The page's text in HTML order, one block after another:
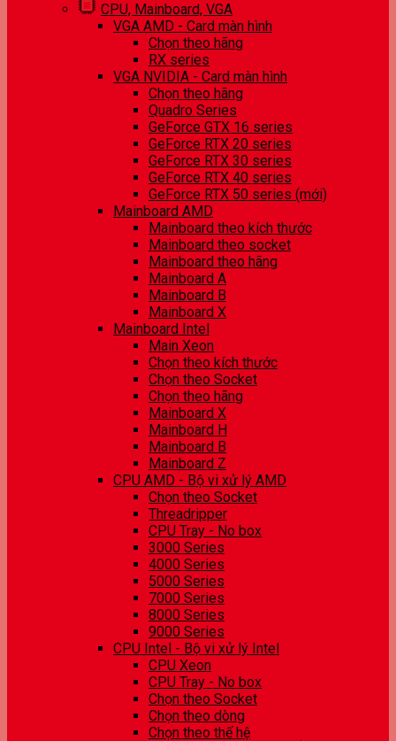
CPU, Mainboard, VGA
VGA AMD - Card màn hình
Chọn theo hãng
RX series
VGA NVIDIA - Card màn hình
Chọn theo hãng
Quadro Series
GeForce GTX 16 series
GeForce RTX 20 series
GeForce RTX 30 series
GeForce RTX 40 series
GeForce RTX 50 series (mới)
Mainboard AMD
Mainboard theo kích thước
Mainboard theo socket
Mainboard theo hãng
Mainboard A
Mainboard B
Mainboard X
Mainboard Intel
Main Xeon
Chọn theo kích thước
Chọn theo Socket
Chọn theo hãng
Mainboard X
Mainboard H
Mainboard B
Mainboard Z
CPU AMD - Bộ vi xử lý AMD
Chọn theo Socket
Threadripper
CPU Tray - No box
3000 Series
4000 Series
5000 Series
7000 Series
8000 Series
9000 Series
CPU Intel - Bộ vi xử lý Intel
CPU Xeon
CPU Tray - No box
Chọn theo Socket
Chọn theo dòng
Chọn theo thế hệ